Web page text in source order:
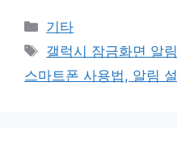
Categories
기타
Tags
갤럭시 잠금화면 알
스마트폰 사용법, 알림